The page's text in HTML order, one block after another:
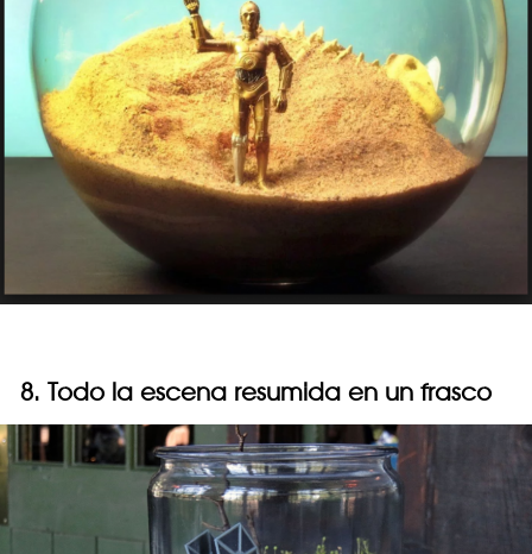
8. Todo la escena resumida en un frasco